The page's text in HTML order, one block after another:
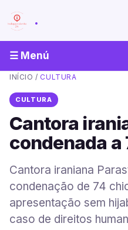
.
☰ Menú
INÍCIO / CULTURA
CULTURA
Cantora
condenada a
Cantora iraniana
condenação de 74
apresentação sem
caso de direitos